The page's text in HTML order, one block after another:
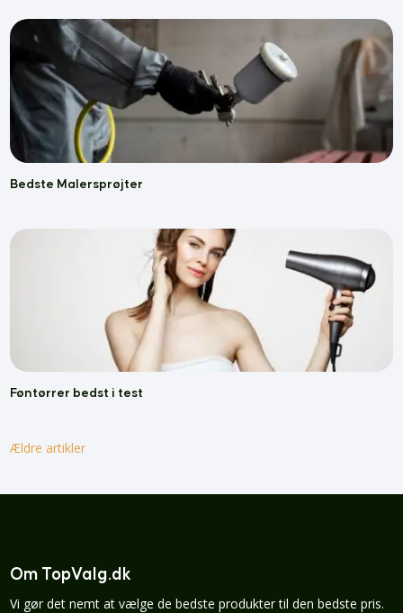
Bedste Malersprøjter
Føntørrer bedst i test
Ældre artikler
Om TopValg.dk
Vi gør det nemt at vælge de bedste produkter til den bedste pris.